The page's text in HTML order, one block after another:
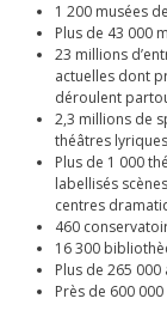
1 200 musées
Plus de 43 000
23 millions
actuelles dont
déroulent
2,3 millions de
théâtres lyriques
Plus de 1 000
labellisés
centres
460
16 300
Plus de 265
Près de 600